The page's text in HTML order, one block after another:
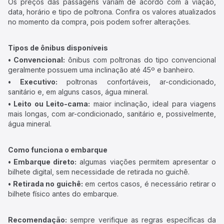
Os preços das passagens variam de acordo com a viação,
data, horário e tipo de poltrona. Confira os valores atualizados
no momento da compra, pois podem sofrer alterações.
Tipos de ônibus disponíveis
• Convencional: ônibus com poltronas do tipo convencional
geralmente possuem uma inclinação até 45º e banheiro.
• Executivo: poltronas confortáveis, ar-condicionado,
sanitário e, em alguns casos, água mineral.
• Leito ou Leito-cama: maior inclinação, ideal para viagens
mais longas, com ar-condicionado, sanitário e, possivelmente,
água mineral.
Como funciona o embarque
• Embarque direto: algumas viações permitem apresentar o
bilhete digital, sem necessidade de retirada no guichê.
• Retirada no guichê: em certos casos, é necessário retirar o
bilhete físico antes do embarque.
Recomendação: sempre verifique as regras específicas da